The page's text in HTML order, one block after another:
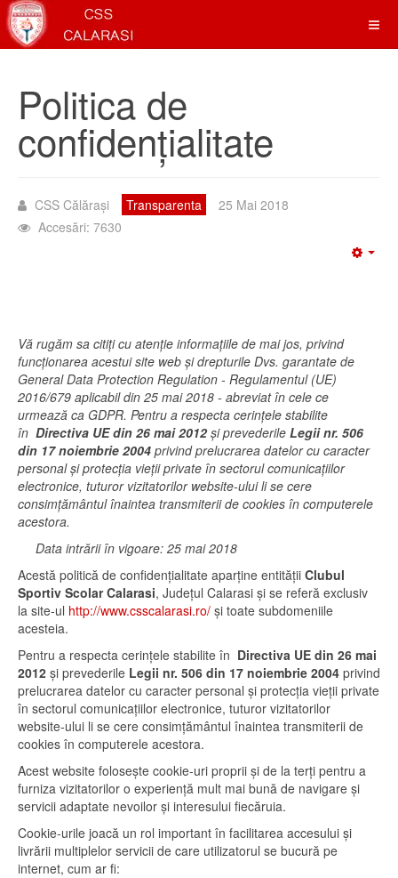
Politica de
confidenţialitate
CSS Călărași Transparenta
25 Mai 2018
Accesări: 7630
Vă rugăm sa citiţi cu atenţie informaţiile de mai jos, privind
funcţionarea acestui site web şi drepturile Dvs. garantate de
General Data Protection Regulation - Regulamentul (UE)
2016/679 aplicabil din 25 mai 2018 - abreviat în cele ce
urmează ca GDPR. Pentru a respecta cerințele stabilite
în Directiva UE din 26 mai 2012și prevederile Legii nr. 506
din 17 noiembrie 2004 privind prelucrarea datelor cu caracter
personal şi protecţia vieţii private în sectorul comunicaţiilor
electronice, tuturor vizitatorilor website-ului li se cere
consimțământul înaintea transmiterii de cookies în computerele
acestora.
Data intrării în vigoare: 25 mai 2018
Acestă politică de confidenţialitate aparţine entităţii Clubul
Sportiv Scolar Calarasi, Judeţul Calarasi şi se referă exclusiv
la site-ul http://www.csscalarasi.ro/ şi toate subdomeniile
acesteia.
Pentru a respecta cerințele stabilite în Directiva UE din 26 mai
2012 și prevederile Legii nr. 506 din 17 noiembrie 2004 privind
prelucrarea datelor cu caracter personal şi protecţia vieţii private
în sectorul comunicaţiilor electronice, tuturor vizitatorilor
website-ului li se cere consimțământul înaintea transmiterii de
cookies în computerele acestora.
Acest website folosește cookie-uri proprii și de la terți pentru a
furniza vizitatorilor o experiență mult mai bună de navigare și
servicii adaptate nevoilor și interesului fiecăruia.
Cookie-urile joacă un rol important în facilitarea accesului și
livrării multiplelor servicii de care utilizatorul se bucură pe
internet, cum ar fi: